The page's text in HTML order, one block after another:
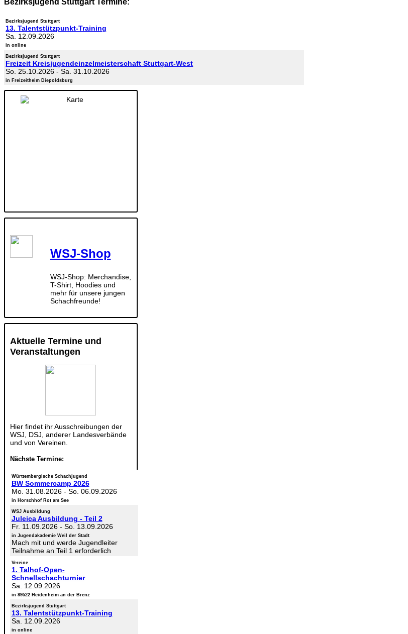
Bezirksjugend Stuttgart Termine:
Bezirksjugend Stuttgart
13. Talentstützpunkt-Training
Sa. 12.09.2026
in online
Bezirksjugend Stuttgart
Freizeit Kreisjugendeinzelmeisterschaft Stuttgart-West
So. 25.10.2026 -Sa. 31.10.2026
in Freizeitheim Diepoldsburg
WSJ-Shop
WSJ-Shop: Merchandise,
T-Shirt, Hoodies und
mehr für unsere jungen
Schachfreunde!
Aktuelle Termine und
Veranstaltungen
Hier findet ihr Ausschreibungen der
WSJ, DSJ, anderer Landesverbände
und von Vereinen.
Nächste Termine:
Württembergische Schachjugend
BW Sommercamp 2026
Mo. 31.08.2026- So. 06.09.2026
in Horschhof Rot am See
WSJ Ausbildung
Juleica Ausbildung - Teil 2
Fr. 11.09.2026- So. 13.09.2026
in Jugendakademie Weil der Stadt
Mach mit und werde Jugendleiter
Teilnahme an Teil 1 erforderlich
Vereine
1. Talhof-Open-
Schnellschachturnier
Sa. 12.09.2026
in 89522 Heidenheim an der Brenz
Bezirksjugend Stuttgart
13. Talentstützpunkt-Training
Sa. 12.09.2026
in online